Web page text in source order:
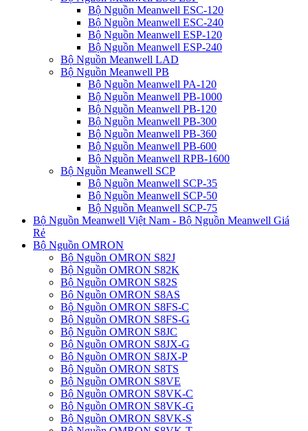
Bộ Nguồn Meanwell ESC-120
Bộ Nguồn Meanwell ESC-240
Bộ Nguồn Meanwell ESP-120
Bộ Nguồn Meanwell ESP-240
Bộ Nguồn Meanwell LAD
Bộ Nguồn Meanwell PB
Bộ Nguồn Meanwell PA-120
Bộ Nguồn Meanwell PB-1000
Bộ Nguồn Meanwell PB-120
Bộ Nguồn Meanwell PB-300
Bộ Nguồn Meanwell PB-360
Bộ Nguồn Meanwell PB-600
Bộ Nguồn Meanwell RPB-1600
Bộ Nguồn Meanwell SCP
Bộ Nguồn Meanwell SCP-35
Bộ Nguồn Meanwell SCP-50
Bộ Nguồn Meanwell SCP-75
Bộ Nguồn Meanwell Việt Nam - Bộ Nguồn Meanwell Giá
Rẻ
Bộ Nguồn OMRON
Bộ Nguồn OMRON S82J
Bộ Nguồn OMRON S82K
Bộ Nguồn OMRON S82S
Bộ Nguồn OMRON S8AS
Bộ Nguồn OMRON S8FS-C
Bộ Nguồn OMRON S8FS-G
Bộ Nguồn OMRON S8JC
Bộ Nguồn OMRON S8JX-G
Bộ Nguồn OMRON S8JX-P
Bộ Nguồn OMRON S8TS
Bộ Nguồn OMRON S8VE
Bộ Nguồn OMRON S8VK-C
Bộ Nguồn OMRON S8VK-G
Bộ Nguồn OMRON S8VK-S